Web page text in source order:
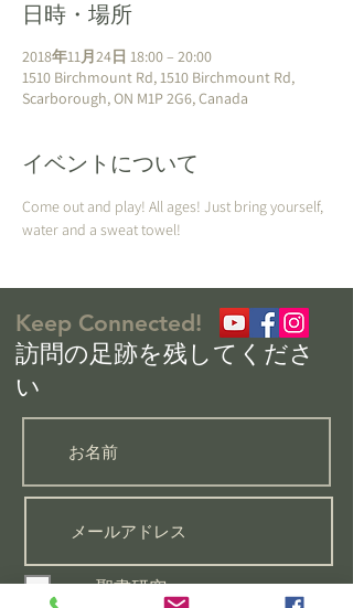
日時・場所
2018年11月24日 18:00 – 20:00
1510 Birchmount Rd, 1510 Birchmount Rd,
Scarborough, ON M1P 2G6, Canada
イベントについて
Come out and play! All ages! Just bring yourself,
water and a sweat towel!
Keep Connected!
​訪問の足跡を残してくださ
い
聖書研究